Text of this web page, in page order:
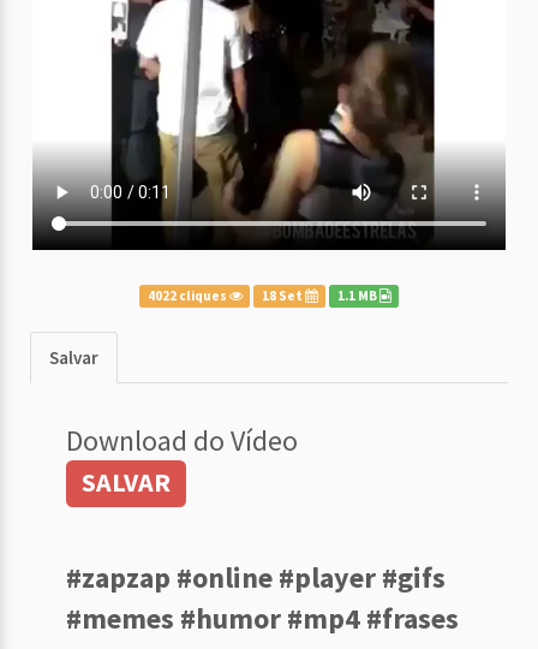
4022 cliques 18 Set 1.1 MB
Salvar
Download do Vídeo
SALVAR
#zapzap #online #player #gifs
#memes #humor #mp4 #frases